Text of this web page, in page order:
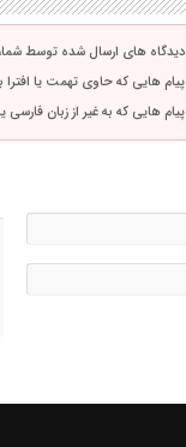
دیدگاه های ارسال شده توسط
پیام هایی که حاوی تهمت یا
پیام هایی که به غیر از زبان